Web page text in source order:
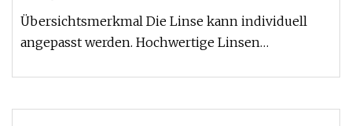
Radfahren Sport
Übersichtsmerkmal Die Linse kann individuell
angepasst werden. Hochwertige Linsen